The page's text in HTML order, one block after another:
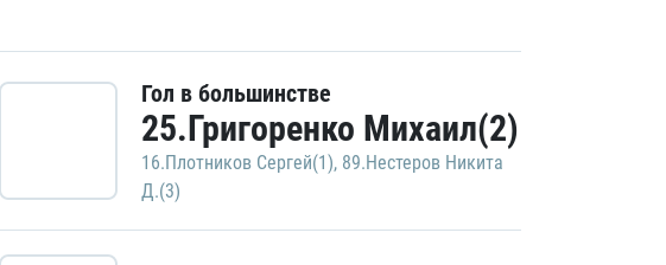
Гол в большинстве
25.Григоренко Михаил(2)
16.Плотников Сергей(1), 89.Нестеров Никита
Д.(3)